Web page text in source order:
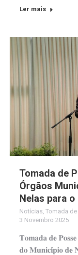
Ler mais
Tomada de
Órgãos
Nelas para
Notícias Tomada
3 Novembro 2025
𝐓𝐨𝐦𝐚𝐝𝐚 𝐝𝐞 𝐏𝐨𝐬𝐬𝐞
𝐝𝐨 𝐌𝐮𝐧𝐢𝐜𝐢́𝐩𝐢𝐨 𝐝𝐞